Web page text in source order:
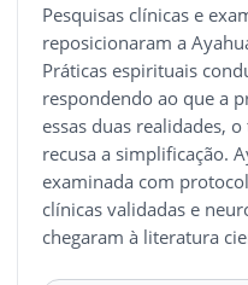
Pesquisas clínicas e
reposicionaram a
Práticas espirituais
respondendo ao que a
essas duas realidades,
recusa a simplificação.
examinada com
clínicas validadas e
chegaram à literatura